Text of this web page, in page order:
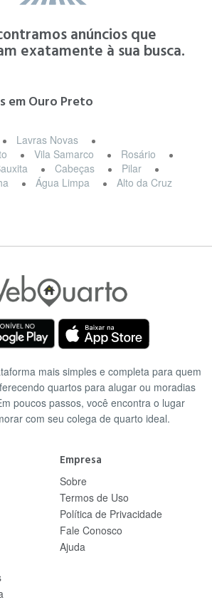
anúncios que
exatamente à sua busca.
em Ouro Preto
Lavras Novas
Vila Samarco
Rosário
Cabeças
Pilar
Água Limpa Alto da Cruz
mais simples e completa para quem
quartos para alugar ou moradias
poucos passos, você encontra o lugar
com seu colega de quarto ideal.
Empresa
Sobre
Termos de Uso
Política de Privacidade
Fale Conosco
Ajuda